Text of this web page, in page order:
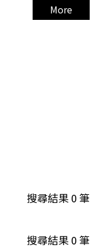
More
搜尋結果0筆
搜尋結果0筆